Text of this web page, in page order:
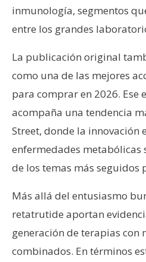
inmunología, segmentos
entre los grandes
La publicación original
como una de las mejores
para comprar en 2026. Ese
acompaña una tendencia
Street, donde la innovación
enfermedades metabólicas
de los temas más seguidos
Más allá del entusiasmo
retatrutide aportan
generación de terapias con
combinados. En términos